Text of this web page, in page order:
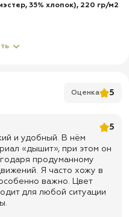
35% хлопок), 220 гр/м2
на молнии
молни
Оценка 5
5
и удобный. В нём
«дышит», при этом он
продуманному
Я часто хожу в
важно. Цвет
для любой ситуации